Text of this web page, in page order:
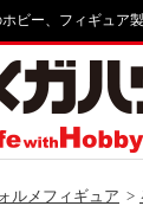
ビー、フィギュア
ルメフィギュア